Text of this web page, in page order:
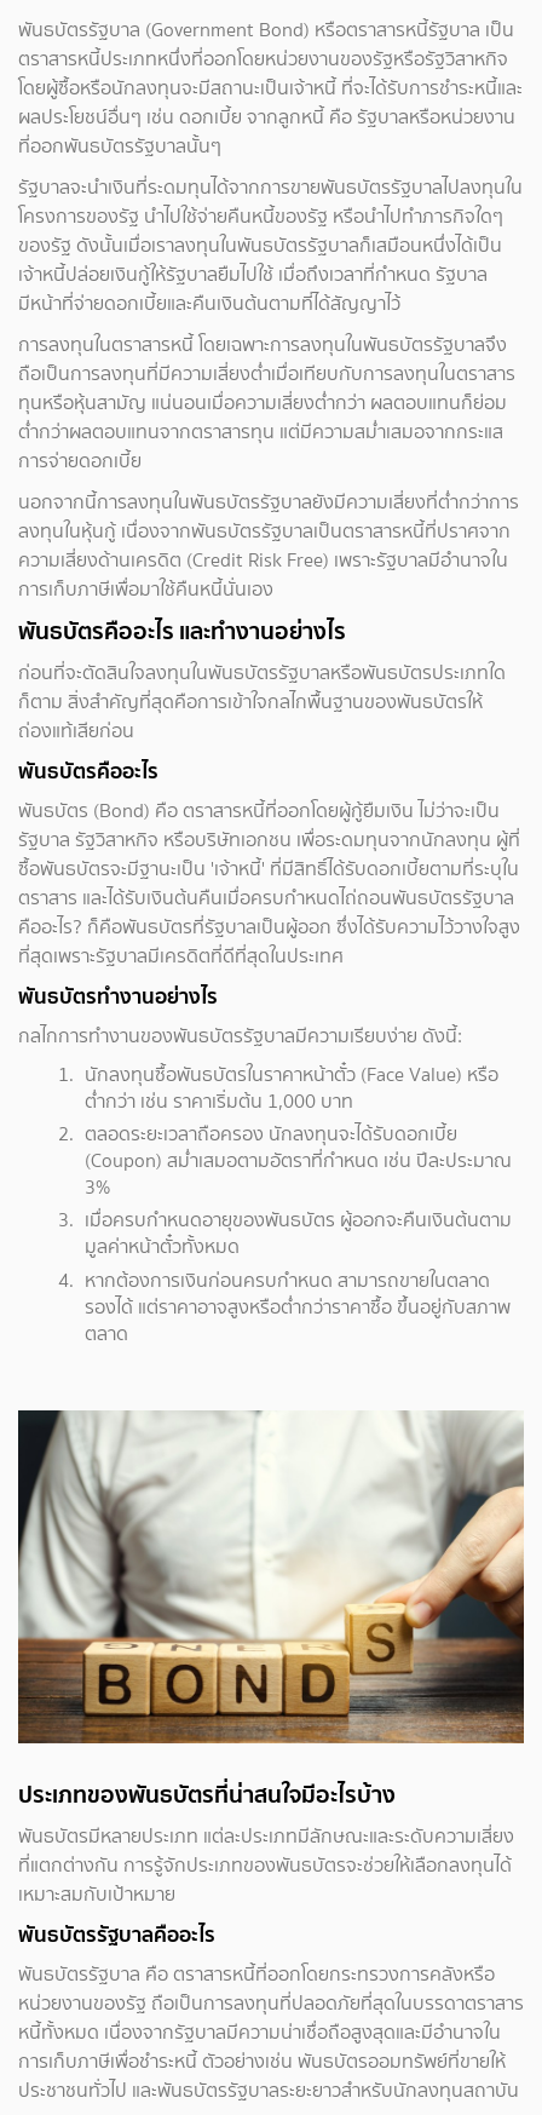
พันธบัตรรัฐบาล (Government Bond) หรือตราสารหนี้รัฐบาล เป็น
ตราสารหนี้ประเภทหนึ่งที่ออกโดยหน่วยงานของรัฐหรือรัฐวิสาหกิจ
โดยผู้ซื้อหรือนักลงทุนจะมีสถานะเป็นเจ้าหนี้ ที่จะได้รับการชำระหนี้และ
ผลประโยชน์อื่นๆ เช่น ดอกเบี้ย จากลูกหนี้ คือ รัฐบาลหรือหน่วยงาน
ที่ออกพันธบัตรรัฐบาลนั้นๆ
รัฐบาลจะนำเงินที่ระดมทุนได้จากการขายพันธบัตรรัฐบาลไปลงทุนใน
โครงการของรัฐ นำไปใช้จ่ายคืนหนี้ของรัฐ หรือนำไปทำภารกิจใดๆ
ของรัฐ ดังนั้นเมื่อเราลงทุนในพันธบัตรรัฐบาลก็เสมือนหนึ่งได้เป็น
เจ้าหนี้ปล่อยเงินกู้ให้รัฐบาลยืมไปใช้ เมื่อถึงเวลาที่กำหนด รัฐบาล
มีหน้าที่จ่ายดอกเบี้ยและคืนเงินต้นตามที่ได้สัญญาไว้
การลงทุนในตราสารหนี้ โดยเฉพาะการลงทุนในพันธบัตรรัฐบาลจึง
ถือเป็นการลงทุนที่มีความเสี่ยงต่ำเมื่อเทียบกับการลงทุนในตราสาร
ทุนหรือหุ้นสามัญ แน่นอนเมื่อความเสี่ยงต่ำกว่า ผลตอบแทนก็ย่อม
ต่ำกว่าผลตอบแทนจากตราสารทุน แต่มีความสม่ำเสมอจากกระแส
การจ่ายดอกเบี้ย
นอกจากนี้การลงทุนในพันธบัตรรัฐบาลยังมีความเสี่ยงที่ต่ำกว่าการ
ลงทุนในหุ้นกู้ เนื่องจากพันธบัตรรัฐบาลเป็นตราสารหนี้ที่ปราศจาก
ความเสี่ยงด้านเครดิต (Credit Risk Free) เพราะรัฐบาลมีอำนาจใน
การเก็บภาษีเพื่อมาใช้คืนหนี้นั่นเอง
พันธบัตรคืออะไร และทำงานอย่างไร
ก่อนที่จะตัดสินใจลงทุนในพันธบัตรรัฐบาลหรือพันธบัตรประเภทใด
ก็ตาม สิ่งสำคัญที่สุดคือการเข้าใจกลไกพื้นฐานของพันธบัตรให้
ถ่องแท้เสียก่อน
พันธบัตรคืออะไร
พันธบัตร (Bond) คือ ตราสารหนี้ที่ออกโดยผู้กู้ยืมเงิน ไม่ว่าจะเป็น
รัฐบาล รัฐวิสาหกิจ หรือบริษัทเอกชน เพื่อระดมทุนจากนักลงทุน ผู้ที่
ซื้อพันธบัตรจะมีฐานะเป็น 'เจ้าหนี้' ที่มีสิทธิ์ได้รับดอกเบี้ยตามที่ระบุใน
ตราสาร และได้รับเงินต้นคืนเมื่อครบกำหนดไถ่ถอนพันธบัตรรัฐบาล
คืออะไร? ก็คือพันธบัตรที่รัฐบาลเป็นผู้ออก ซึ่งได้รับความไว้วางใจสูง
ที่สุดเพราะรัฐบาลมีเครดิตที่ดีที่สุดในประเทศ
พันธบัตรทำงานอย่างไร
กลไกการทำงานของพันธบัตรรัฐบาลมีความเรียบง่าย ดังนี้:
นักลงทุนซื้อพันธบัตรในราคาหน้าตั๋ว (Face Value) หรือ
ต่ำกว่า เช่น ราคาเริ่มต้น 1,000 บาท
ตลอดระยะเวลาถือครอง นักลงทุนจะได้รับดอกเบี้ย
(Coupon) สม่ำเสมอตามอัตราที่กำหนด เช่น ปีละประมาณ
3%
เมื่อครบกำหนดอายุของพันธบัตร ผู้ออกจะคืนเงินต้นตาม
มูลค่าหน้าตั๋วทั้งหมด
หากต้องการเงินก่อนครบกำหนด สามารถขายในตลาด
รองได้ แต่ราคาอาจสูงหรือต่ำกว่าราคาซื้อ ขึ้นอยู่กับสภาพ
ตลาด
ประเภทของพันธบัตรที่น่าสนใจมีอะไรบ้าง
พันธบัตรมีหลายประเภท แต่ละประเภทมีลักษณะและระดับความเสี่ยง
ที่แตกต่างกัน การรู้จักประเภทของพันธบัตรจะช่วยให้เลือกลงทุนได้
เหมาะสมกับเป้าหมาย
พันธบัตรรัฐบาลคืออะไร
พันธบัตรรัฐบาล คือ ตราสารหนี้ที่ออกโดยกระทรวงการคลังหรือ
หน่วยงานของรัฐ ถือเป็นการลงทุนที่ปลอดภัยที่สุดในบรรดาตราสาร
หนี้ทั้งหมด เนื่องจากรัฐบาลมีความน่าเชื่อถือสูงสุดและมีอำนาจใน
การเก็บภาษีเพื่อชำระหนี้ ตัวอย่างเช่น พันธบัตรออมทรัพย์ที่ขายให้
ประชาชนทั่วไป และพันธบัตรรัฐบาลระยะยาวสำหรับนักลงทุนสถาบัน